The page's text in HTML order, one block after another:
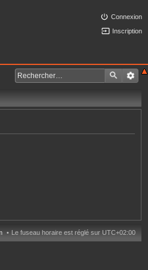
Connexion
Inscription
Le fuseau horaire est réglé sur UTC+02:00